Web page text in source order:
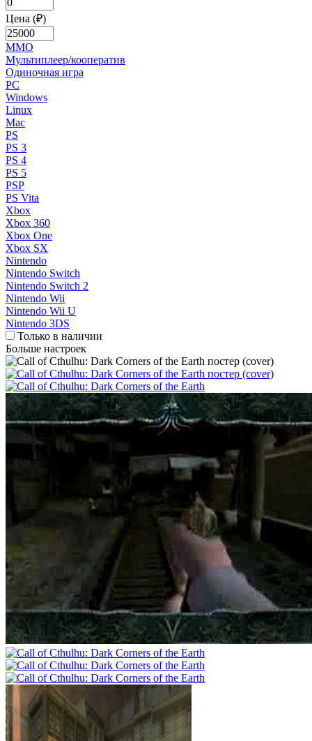
Цена (₽)
MMO
Мультиплеер/кооператив
Одиночная игра
PC
Windows
Linux
Mac
PS
PS 3
PS 4
PS 5
PSP
PS Vita
Xbox
Xbox 360
Xbox One
Xbox SX
Nintendo
Nintendo Switch
Nintendo Switch 2
Nintendo Wii
Nintendo Wii U
Nintendo 3DS
Только в наличии
Больше настроек